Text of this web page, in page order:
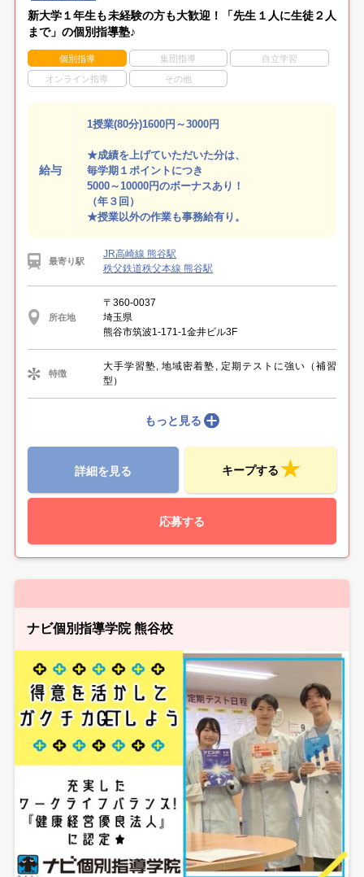
新大学１年生も未経験の方も大歓迎！「先生１人に生徒２人
まで」の個別指導塾♪
個別指導 集団指導 自立学習
オンライン指導 その他
給与
1授業(80分)1600円～3000円
★成績を上げていただいた分は、
毎学期１ポイントにつき
5000～10000円のボーナスあり！
（年３回）
★授業以外の作業も事務給有り。
最寄り駅
JR高崎線 熊谷駅
秩父鉄道秩父本線 熊谷駅
所在地
〒360-0037
埼玉県
熊谷市筑波1-171-1金井ビル3F
特徴
大手学習塾, 地域密着塾, 定期テストに強い（補習
型）
もっと見る
詳細を見る キープする
応募する
ナビ個別指導学院 熊谷校